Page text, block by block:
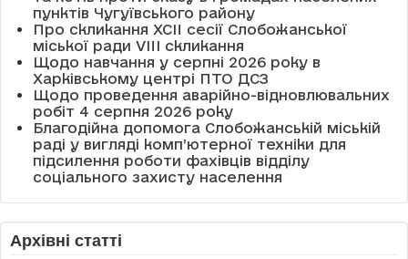
пунктів Чугуївського району
Про скликання XCII сесії Слобожанської
міської ради VIII скликання
Щодо навчання у серпні 2026 року в
Харківському центрі ПТО ДСЗ
Щодо проведення аварійно-відновлювальних
робіт 4 серпня 2026 року
Благодійна допомога Слобожанській міській
раді у вигляді комп’ютерної техніки для
підсилення роботи фахівців відділу
соціального захисту населення
Архівні статті